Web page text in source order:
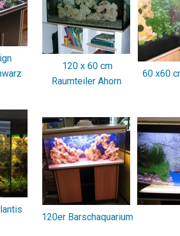
120 x 60 cm
Raumteiler Ahorn
60 x60
120er Barschaquarium